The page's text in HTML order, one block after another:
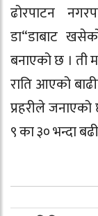
ढोरपाटन
डा“डाबाट
बनाएको छ । ती
राति आएको
प्रहरीले
९ का ३० भन्दा